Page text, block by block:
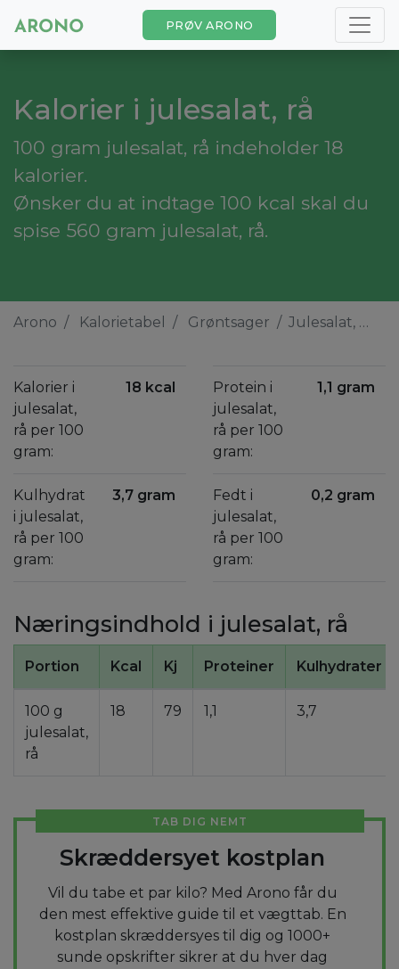
PRØV ARONO
Kalorier i julesalat, rå
100 gram julesalat, rå indeholder 18
kalorier.
Ønsker du at indtage 100 kcal skal du
spise 560 gram julesalat, rå.
Arono Kalorietabel Grøntsager Julesalat, rå
Kalorier i
julesalat,
rå per 100
gram:
18 kcal
Kulhydrat
i julesalat,
rå per 100
gram:
3,7 gram
Protein i
julesalat,
rå per 100
gram:
1,1 gram
Fedt i
julesalat,
rå per 100
gram:
0,2 gram
Næringsindhold i julesalat, rå
Portion Kcal Kj Proteiner Kulhydrater
100 g
julesalat,
rå
18 79 1,1 3,7
TAB DIG NEMT
Skræddersyet kostplan
Vil du tabe et par kilo? Med Arono får du
den mest effektive guide til et vægttab. En
kostplan skræddersyes til dig og 1000+
sunde opskrifter sikrer at du hver dag